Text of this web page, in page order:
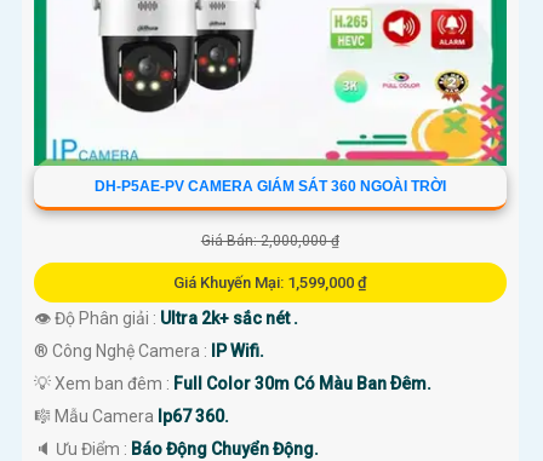
DH-P5AE-PV CAMERA GIÁM SÁT 360 NGOÀI TRỜI
Giá Bán: 2,000,000 ₫
Giá Khuyến Mại: 1,599,000 ₫
👁 Độ Phân giải : Ultra 2k+ sắc nét .
®️ Công Nghệ Camera :
IP Wifi.
💡 Xem ban đêm : Full Color 30m Có Màu Ban Ðêm.
🎼️ Mẫu Camera Ip67 360.
️🔈 Ưu Điểm : Báo Động Chuyển Động.